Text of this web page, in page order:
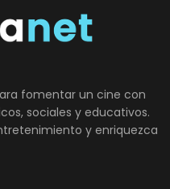
fomentar un cine con
sociales y educativos.
y enriquezca